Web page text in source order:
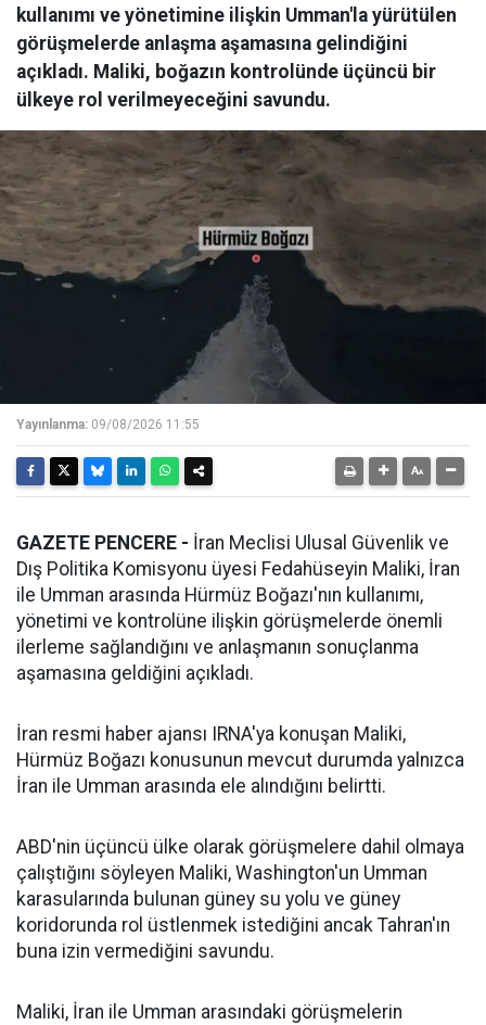
kullanımı ve yönetimine ilişkin Umman'la yürütülen
görüşmelerde anlaşma aşamasına gelindiğini
açıkladı. Maliki, boğazın kontrolünde üçüncü bir
ülkeye rol verilmeyeceğini savundu.
Yayınlanma: 09/08/2026 11:55
GAZETE PENCERE - İran Meclisi Ulusal Güvenlik ve
Dış Politika Komisyonu üyesi Fedahüseyin Maliki, İran
ile Umman arasında Hürmüz Boğazı'nın kullanımı,
yönetimi ve kontrolüne ilişkin görüşmelerde önemli
ilerleme sağlandığını ve anlaşmanın sonuçlanma
aşamasına geldiğini açıkladı.
İran resmi haber ajansı IRNA'ya konuşan Maliki,
Hürmüz Boğazı konusunun mevcut durumda yalnızca
İran ile Umman arasında ele alındığını belirtti.
ABD'nin üçüncü ülke olarak görüşmelere dahil olmaya
çalıştığını söyleyen Maliki, Washington'un Umman
karasularında bulunan güney su yolu ve güney
koridorunda rol üstlenmek istediğini ancak Tahran'ın
buna izin vermediğini savundu.
Maliki, İran ile Umman arasındaki görüşmelerin